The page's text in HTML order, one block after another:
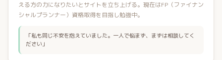
える方の力になりたいとサイトを立ち上げる。現在はFP（ファイナン
シャルプランナー）資格取得を目指し勉強中。
「私も同じ不安を抱えていました。一人で悩まず、まずは相談してく
ださい」